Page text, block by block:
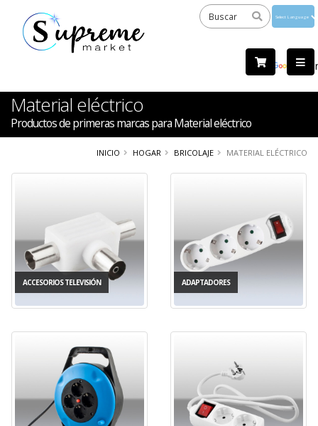
by
Material eléctrico
Productos de primeras marcas para Material eléctrico
INICIO HOGAR BRICOLAJE MATERIAL ELÉCTRICO
ACCESORIOS TELEVISIÓN ADAPTADORES